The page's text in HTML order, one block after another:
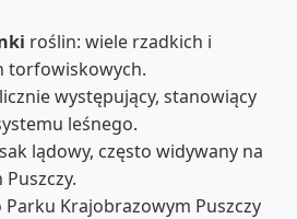
roślin: wiele rzadkich i
torfowiskowych.
występujący, stanowiący
leśnego.
lądowy, często widywany na
Krajobrazowym Puszczy